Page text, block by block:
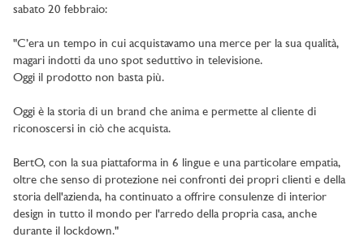
sabato 20 febbraio:
"C’era un tempo in cui acquistavamo una merce per la sua qualità,
magari indotti da uno spot seduttivo in televisione.
Oggi il prodotto non basta più.
Oggi è la storia di un brand che anima e permette al cliente di
riconoscersi in ciò che acquista.
BertO, con la sua piattaforma in 6 lingue e una particolare empatia,
oltre che senso di protezione nei confronti dei propri clienti e della
storia dell'azienda, ha continuato a offrire consulenze di interior
design in tutto il mondo per l'arredo della propria casa, anche
durante il lockdown."